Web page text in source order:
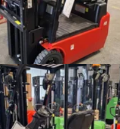
frontal 3 roues
XD4)
N14105
Prix sur
demande